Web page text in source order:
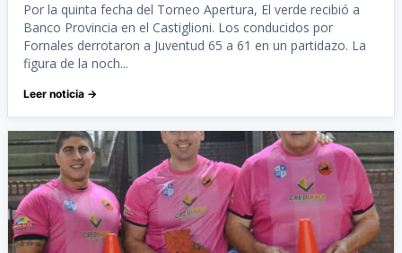
Por la quinta fecha del Torneo Apertura, El verde recibió a
Banco Provincia en el Castiglioni. Los conducidos por
Fornales derrotaron a Juventud 65 a 61 en un partidazo. La
figura de la noch...
Leer noticia →